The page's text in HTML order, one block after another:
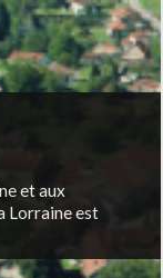
et aux
Lorraine est